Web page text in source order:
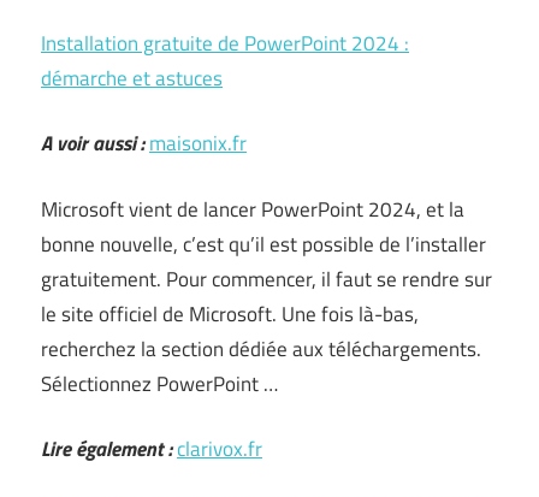
Installation gratuite de PowerPoint 2024 :
démarche et astuces
A voir aussi :maisonix.fr
Microsoft vient de lancer PowerPoint 2024, et la
bonne nouvelle, c’est qu’il est possible de l’installer
gratuitement. Pour commencer, il faut se rendre sur
le site officiel de Microsoft. Une fois là-bas,
recherchez la section dédiée aux téléchargements.
Sélectionnez PowerPoint …
Lire également :clarivox.fr